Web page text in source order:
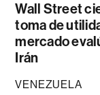
Wall Street
toma de
mercado
Irán
VENEZUELA